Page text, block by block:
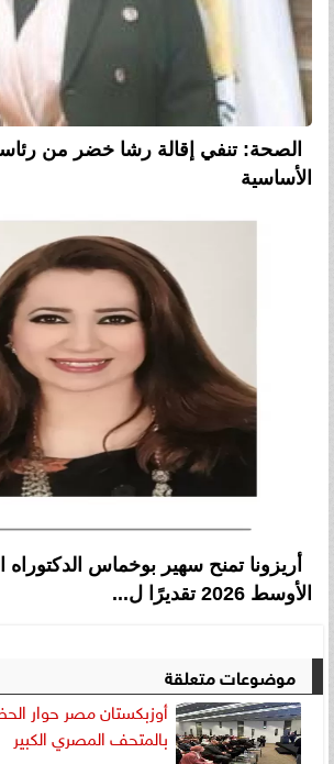
الصحة: تنفي إقالة رشا خضر من
الأساسية
أريزونا تمنح سهير بوخماس
الأوسط 2026 تقديرًا ل...
موضوعات متعلقة
أوزبكستان مصر حوار
بالمتحف المصري الكبير